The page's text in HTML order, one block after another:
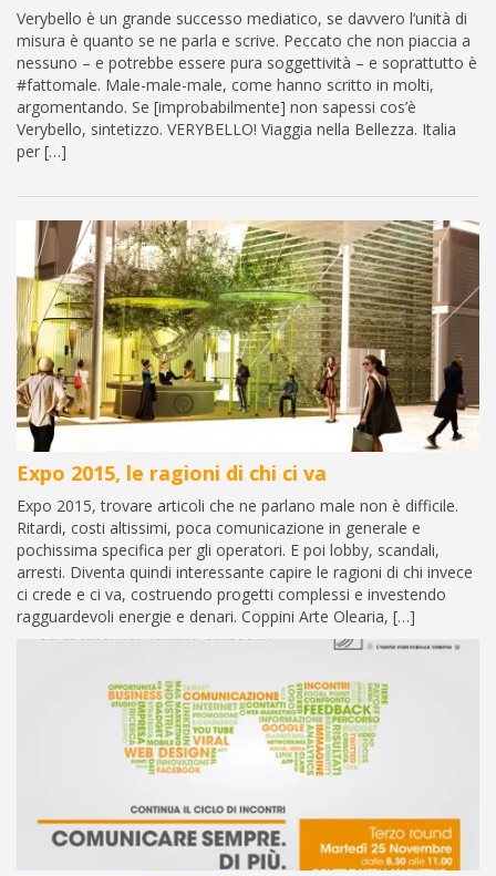
Verybello è un grande successo mediatico, se davvero l’unità di
misura è quanto se ne parla e scrive. Peccato che non piaccia a
nessuno – e potrebbe essere pura soggettività – e soprattutto è
#fattomale. Male-male-male, come hanno scritto in molti,
argomentando. Se [improbabilmente] non sapessi cos’è
Verybello, sintetizzo. VERYBELLO! Viaggia nella Bellezza. Italia
per […]
Expo 2015, le ragioni di chi ci va
Expo 2015, trovare articoli che ne parlano male non è difficile.
Ritardi, costi altissimi, poca comunicazione in generale e
pochissima specifica per gli operatori. E poi lobby, scandali,
arresti. Diventa quindi interessante capire le ragioni di chi invece
ci crede e ci va, costruendo progetti complessi e investendo
ragguardevoli energie e denari. Coppini Arte Olearia, […]